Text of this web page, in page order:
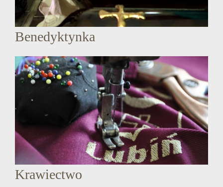
Benedyktynka
Krawiectwo